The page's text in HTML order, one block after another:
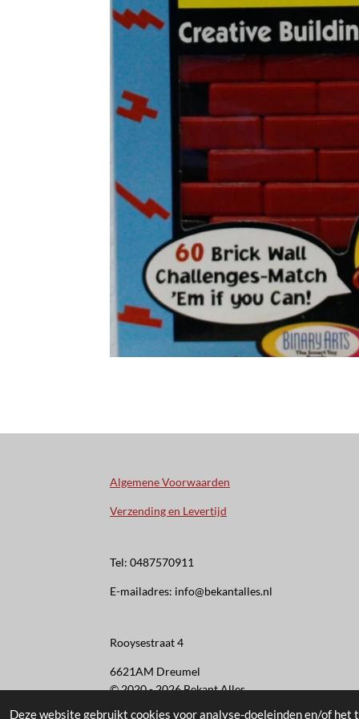
Deze website gebruikt cookies voor analyse-doeleinden en/of
Algemene Voorwaarden
Verzending en Levertijd
Tel: 0487570911
E-mailadres: info@bekantalles.nl
Rooysestraat 4
6621AM Dreumel
© 2020 - 2026 Bekant Alles